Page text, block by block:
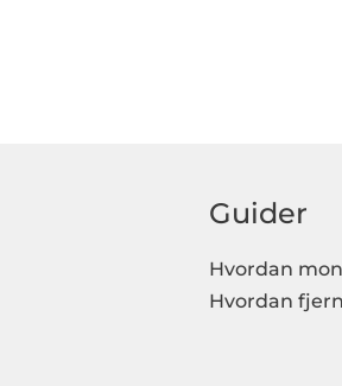
Guider
Hvordan
Hvordan